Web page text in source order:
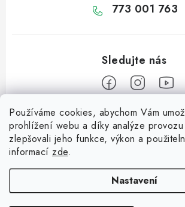
Používáme cookies, abychom Vám
prohlížení webu a díky analýze
zlepšovali jeho funkce, výkon a
informací zde.
Nastavení
773 001 763
Informace pro vás
Dopravné
Kontaktujte nás
Tipy na tvoření
Jutový Mikuláš, anděl a čert - perfektní zábava